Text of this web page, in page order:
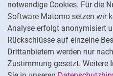
notwendige Cookies. Für die
Software Matomo setzen wir
Analyse erfolgt anonymisiert
Rückschlüsse auf einzelne
Drittanbietern werden nur
Zustimmung gesetzt. Weitere
Barrierefreiheit
Transparenter KI-Einsatz
Impressum
Cookie-Einstellungen